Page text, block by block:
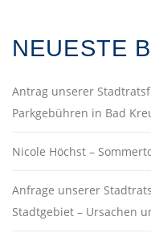
NEUESTE
Antrag unserer
Parkgebühren in Bad
Nicole Höchst –
Anfrage unserer
Stadtgebiet – Ursachen